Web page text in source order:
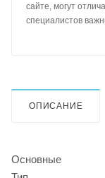
сайте, могут
специалистов
ОПИСАНИЕ
Основные